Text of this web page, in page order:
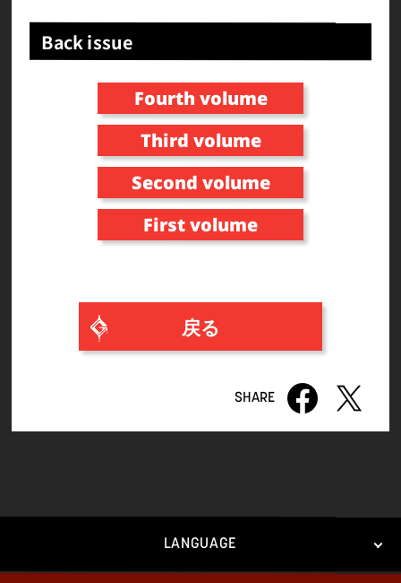
Back issue
Fourth volume
Third volume
Second volume
First volume
戻る
LANGUAGE